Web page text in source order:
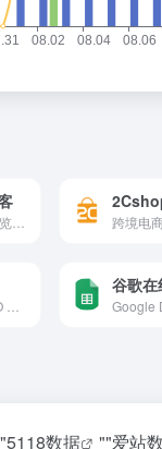
谷歌
5118数据 ""爱站